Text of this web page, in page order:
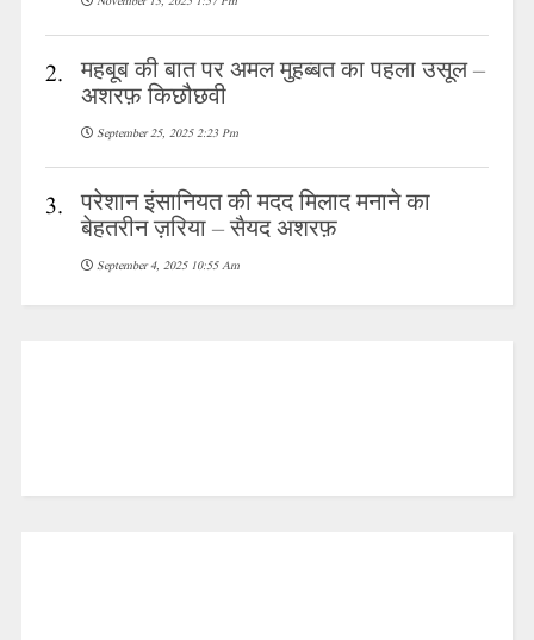
2. महबूब की बात पर अमल मुहब्बत का पहला उसूल –
अशरफ़ किछौछवी
September 25, 2025 2:23 Pm
3. परेशान इंसानियत की मदद मिलाद मनाने का
बेहतरीन ज़रिया – सैयद अशरफ़
September 4, 2025 10:55 Am